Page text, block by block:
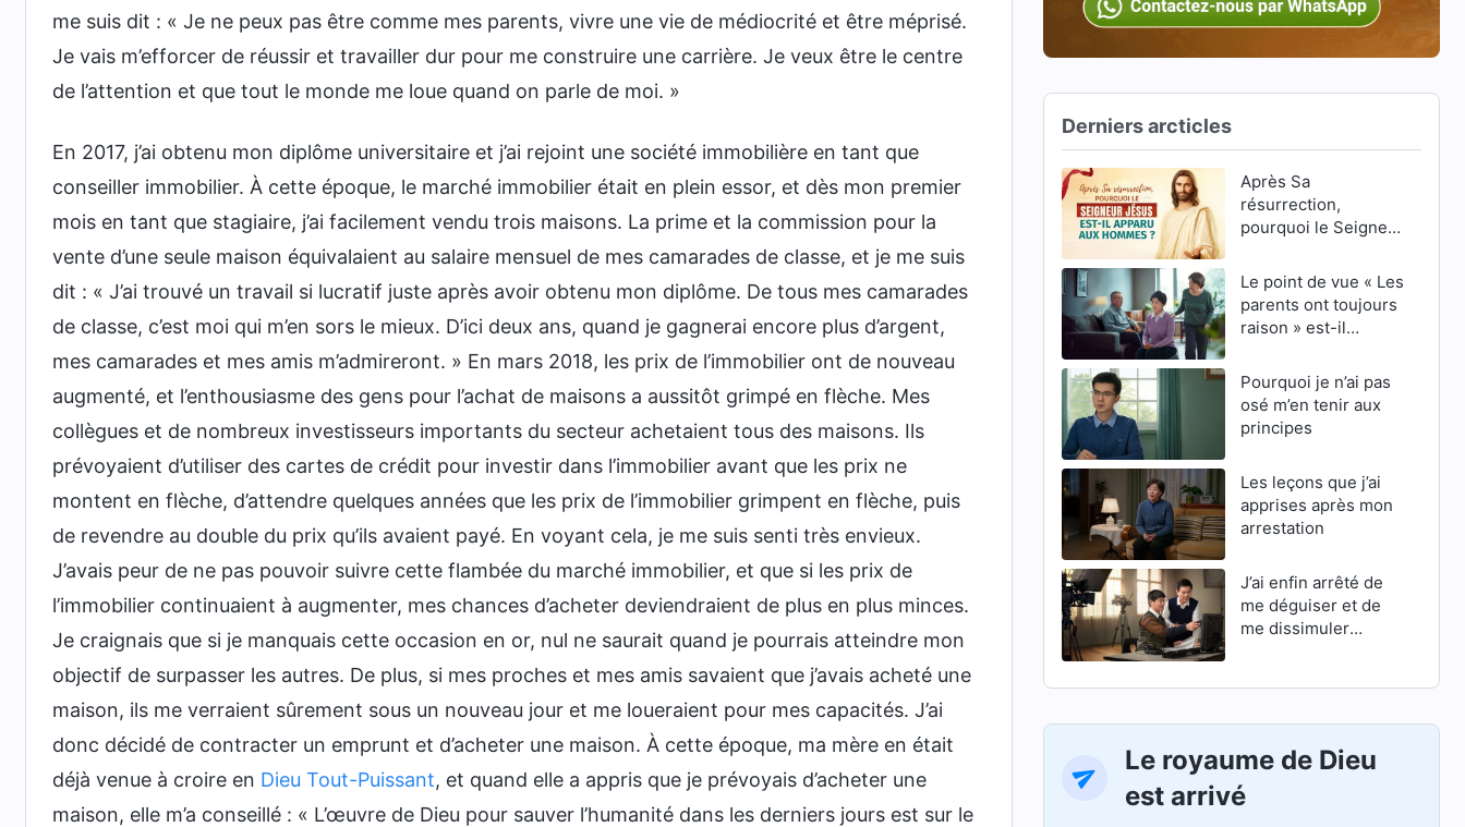
me suis dit : « Je ne peux pas être comme mes parents, vivre une vie de médiocrité et être méprisé.
Je vais m’efforcer de réussir et travailler dur pour me construire une carrière. Je veux être le centre
de l’attention et que tout le monde me loue quand on parle de moi. »
En 2017, j’ai obtenu mon diplôme universitaire et j’ai rejoint une société immobilière en tant que
conseiller immobilier. À cette époque, le marché immobilier était en plein essor, et dès mon premier
mois en tant que stagiaire, j’ai facilement vendu trois maisons. La prime et la commission pour la
vente d’une seule maison équivalaient au salaire mensuel de mes camarades de classe, et je me suis
dit : « J’ai trouvé un travail si lucratif juste après avoir obtenu mon diplôme. De tous mes camarades
de classe, c’est moi qui m’en sors le mieux. D’ici deux ans, quand je gagnerai encore plus d’argent,
mes camarades et mes amis m’admireront. » En mars 2018, les prix de l’immobilier ont de nouveau
augmenté, et l’enthousiasme des gens pour l’achat de maisons a aussitôt grimpé en flèche. Mes
collègues et de nombreux investisseurs importants du secteur achetaient tous des maisons. Ils
prévoyaient d’utiliser des cartes de crédit pour investir dans l’immobilier avant que les prix ne
montent en flèche, d’attendre quelques années que les prix de l’immobilier grimpent en flèche, puis
de revendre au double du prix qu’ils avaient payé. En voyant cela, je me suis senti très envieux.
J’avais peur de ne pas pouvoir suivre cette flambée du marché immobilier, et que si les prix de
l’immobilier continuaient à augmenter, mes chances d’acheter deviendraient de plus en plus minces.
Je craignais que si je manquais cette occasion en or, nul ne saurait quand je pourrais atteindre mon
objectif de surpasser les autres. De plus, si mes proches et mes amis savaient que j’avais acheté une
maison, ils me verraient sûrement sous un nouveau jour et me loueraient pour mes capacités. J’ai
donc décidé de contracter un emprunt et d’acheter une maison. À cette époque, ma mère en était
déjà venue à croire en Dieu Tout-Puissant, et quand elle a appris que je prévoyais d’acheter une
maison, elle m’a conseillé : « L’œuvre de Dieu pour sauver l’humanité dans les derniers jours est sur le
Derniers arcticles
Après Sa
résurrection,
pourquoi le Seigneur
aux hommes ?
Le point de vue « Les
parents ont toujours
raison » est-il
Pourquoi je n’ai pas
osé m’en tenir aux
principes
Les leçons que j’ai
apprises après mon
arrestation
J’ai enfin arrêté de
me déguiser et de
me dissimuler
Le royaume de Dieu
est arrivé